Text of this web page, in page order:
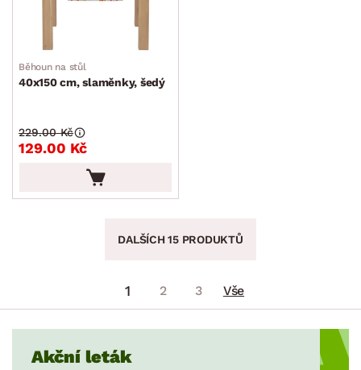
Běhoun na stůl
40x150 cm, slaměnky, šedý
129.00 Kč
229.00 Kč
DALŠÍCH 15 PRODUKTŮ
1 2 3 Vše
Akční leták